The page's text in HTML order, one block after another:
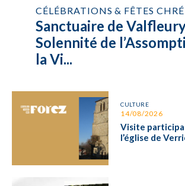
CÉLÉBRATIONS & FÊTES
Sanctuaire de
Solennité de
la Vi...
CULTURE
14/08/2026
Visite
l’église de